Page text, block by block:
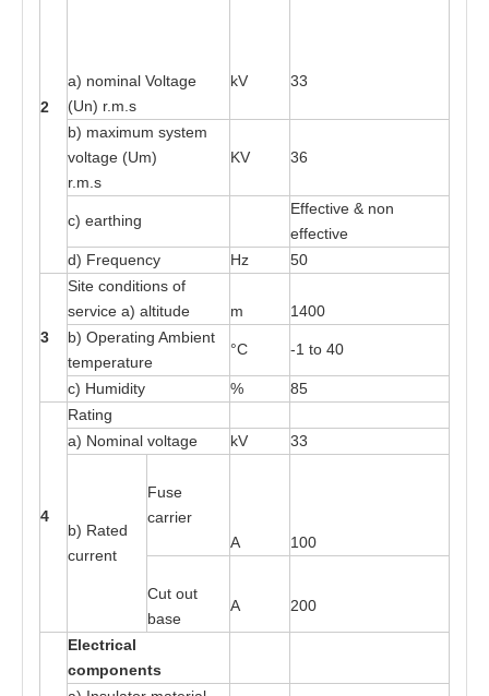
2
a) nominal Voltage
(Un) r. m .s
kV 33
b) maximum system
voltage (Um)
r. m s
KV 36
c) earthing
Effective & non
effective
d) Frequency Hz 50
3
Site conditions of
service a) altitude m 1400
b) Operating Ambient
temperature
°C -1 to 40
c) Humidity % 85
4
Rating
a) Nominal voltage kV 33
b) Rated
current
Fuse
carrier
A
100
Cut out
base
A 200
Electrical
components